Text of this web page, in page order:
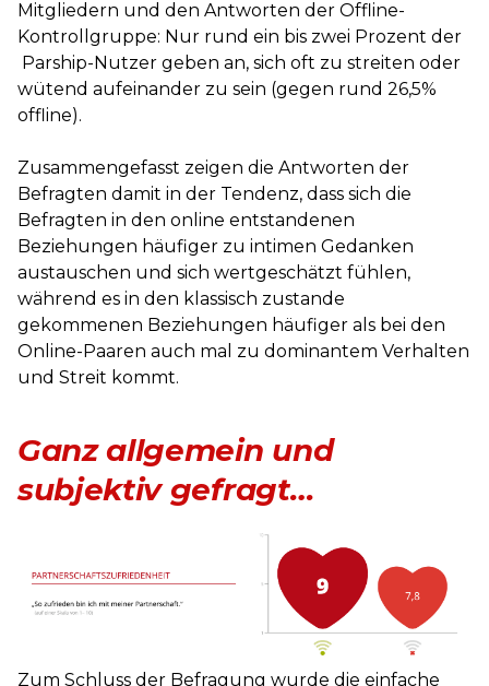
Mitgliedern und den Antworten der Offline-
Kontrollgruppe: Nur rund ein bis zwei Prozent der
Parship-Nutzer geben an, sich oft zu streiten oder
wütend aufeinander zu sein (gegen rund 26,5%
offline).
Zusammengefasst zeigen die Antworten der
Befragten damit in der Tendenz, dass sich die
Befragten in den online entstandenen
Beziehungen häufiger zu intimen Gedanken
austauschen und sich wertgeschätzt fühlen,
während es in den klassisch zustande
gekommenen Beziehungen häufiger als bei den
Online-Paaren auch mal zu dominantem Verhalten
und Streit kommt.
Ganz allgemein und
subjektiv gefragt…
Zum Schluss der Befragung wurde die einfache